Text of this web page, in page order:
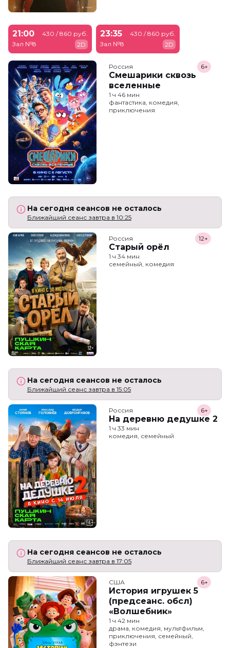
21:00
Зал №8
430 / 860 руб.
2D
23:35
Зал №8
430 / 860 руб.
2D
Россия
Смешарики сквозь
вселенные
6+
1 ч 46 мин
фантастика, комедия,
приключения
На сегодня сеансов не осталось
Ближайший сеанс завтра в 10:25
Россия
Старый орёл
12+
1 ч 34 мин
семейный, комедия
На сегодня сеансов не осталось
Ближайший сеанс завтра в 15:05
Россия
На деревню дедушке 2
6+
1 ч 33 мин
комедия, семейный
На сегодня сеансов не осталось
Ближайший сеанс завтра в 17:05
США
История игрушек 5
(предсеанс. обсл)
«Волшебник»
6+
1 ч 42 мин
драма, комедия, мультфильм,
приключения, семейный,
фэнтези